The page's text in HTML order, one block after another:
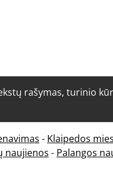
tekstų rašymas,
- Klaipedos
naujienos - Palangos